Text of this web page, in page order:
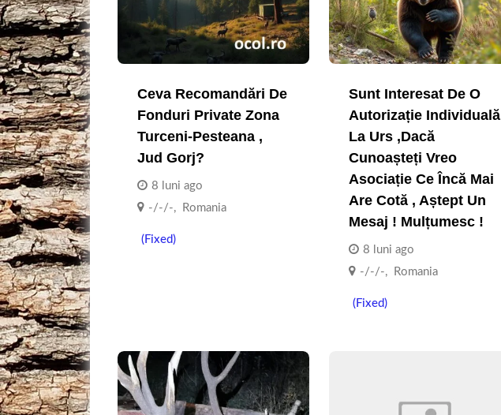
Ceva Recomandări De
Fonduri Private Zona
Turceni-Pesteana ,
Jud Gorj?
8 luni ago
-/-/-, Romania
(Fixed)
Sunt Interesat De O
Autorizație Individuală
La Urs ,dacă
Cunoașteți Vreo
Asociație Ce Încă Mai
Are Cotă , Aștept Un
Mesaj ! Mulțumesc !
8 luni ago
-/-/-, Romania
(Fixed)